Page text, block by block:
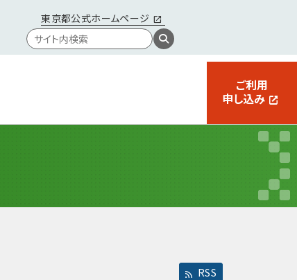
東京都公式ホームページ
ご利用
申し込み
RSS